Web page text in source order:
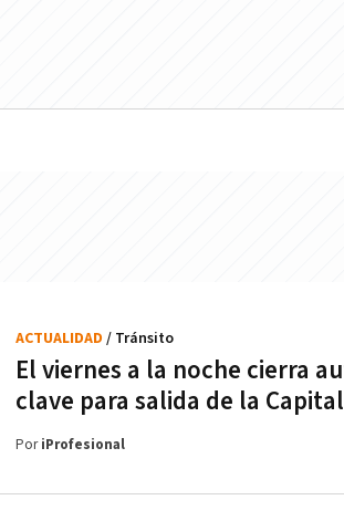
El viernes a la noche cierra
clave para salida de la
ACTUALIDAD / Tránsito
PoriProfesional